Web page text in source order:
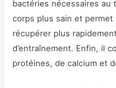
bactéries nécessaires au
corps plus sain et permet
récupérer plus
d’entraînement. Enfin, il
protéines, de calcium et